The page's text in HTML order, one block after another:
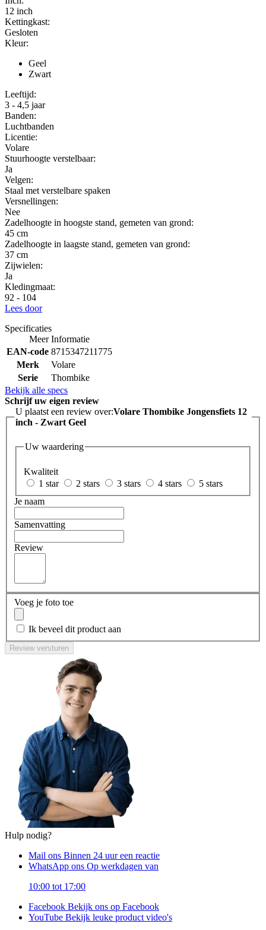
12 inch
Kettingkast:
Gesloten
Kleur:
Geel
Zwart
Leeftijd:
3 - 4,5 jaar
Banden:
Luchtbanden
Licentie:
Volare
Stuurhoogte verstelbaar:
Ja
Velgen:
Staal met verstelbare spaken
Versnellingen:
Nee
Zadelhoogte in hoogste stand, gemeten van grond:
45 cm
Zadelhoogte in laagste stand, gemeten van grond:
37 cm
Zijwielen:
Ja
Kledingmaat:
92 - 104
Lees door
Specificaties
Meer Informatie
EAN-code 8715347211775
Merk
Volare
Serie
Thombike
Bekijk alle specs
Schrijf uw eigen review
U plaatst een review over:Volare Thombike Jongensfiets 12
inch - Zwart Geel
Uw waardering
Kwaliteit
1 star
2 stars 3 stars 4 stars
5 stars
Je naam
Samenvatting
Review
Voeg je foto toe
Ik beveel dit product aan
Review versturen
Hulp nodig?
Mail ons Binnen 24 uur een reactie
WhatsApp ons Op werkdagen van
10:00 tot 17:00
Facebook Bekijk ons op Facebook
YouTube Bekijk leuke product video's